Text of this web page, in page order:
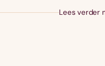
Lees verder